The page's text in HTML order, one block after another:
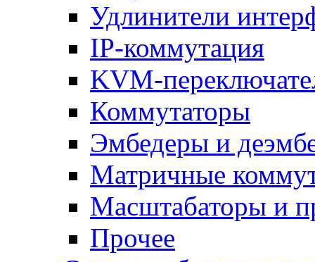
Удлинители
IP-коммутация
KVM-
Коммутаторы
Эмбедеры и
Матричные
Масштабаторы и
Прочее